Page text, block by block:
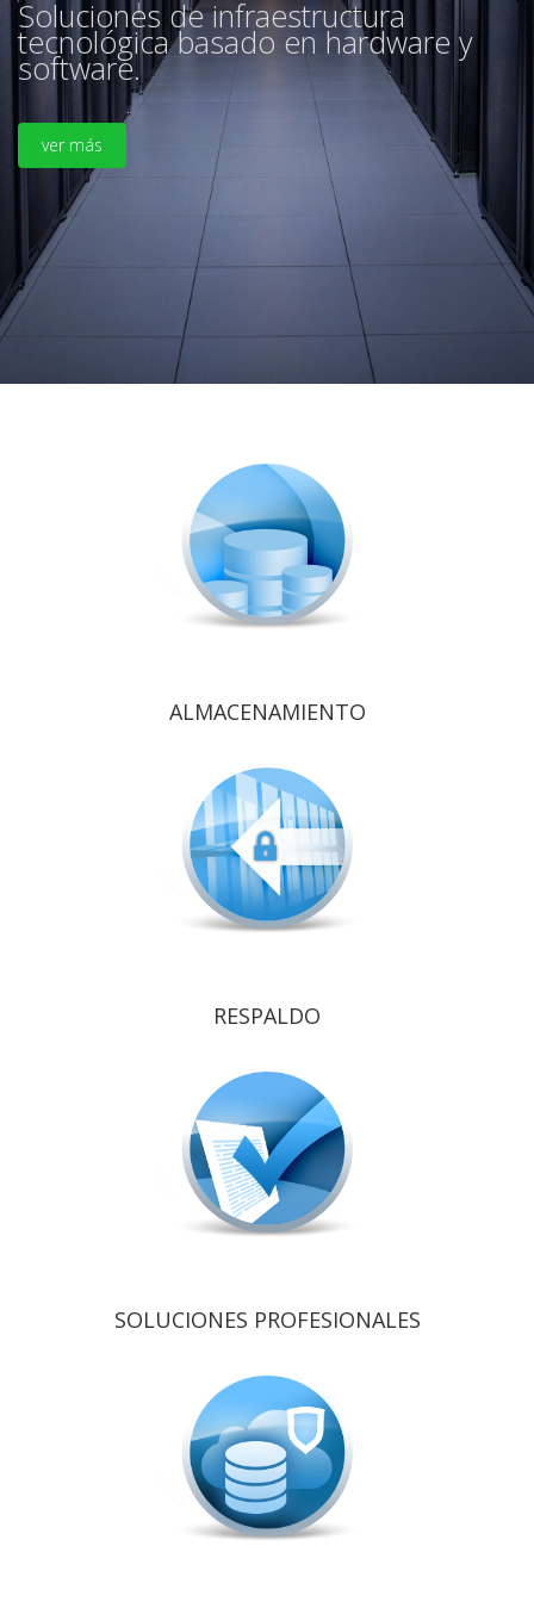
Soluciones de infraestructura
tecnológica basado en hardware y
software.
ver más
ALMACENAMIENTO
RESPALDO
SOLUCIONES PROFESIONALES